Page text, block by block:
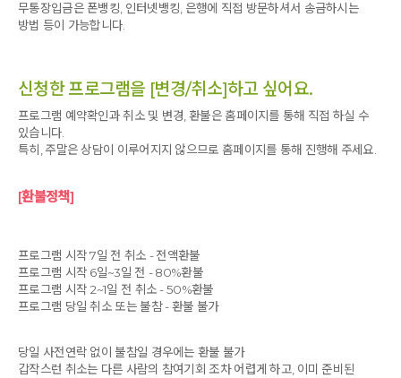
무통장입금은 폰뱅킹, 인터넷뱅킹, 은행에 직접 방문하셔서 송금하시는
방법 등이 가능합니다.
신청한 프로그램을 [변경/취소]하고 싶어요.
프로그램 예약확인과 취소 및 변경, 환불은 홈페이지를 통해 직접 하실 수
있습니다.
특히, 주말은 상담이 이루어지지 않으므로 홈페이지를 통해 진행해 주세요.
[환불정책]
프로그램 시작 7일 전 취소 - 전액환불
프로그램 시작 6일~3일 전 - 80%환불
프로그램 시작 2~1일 전 취소 - 50%환불
프로그램 당일 취소 또는 불참 - 환불 불가
당일 사전연락 없이 불참일 경우에는 환불 불가
갑작스런 취소는 다른 사람의 참여기회 조차 어렵게 하고, 이미 준비된